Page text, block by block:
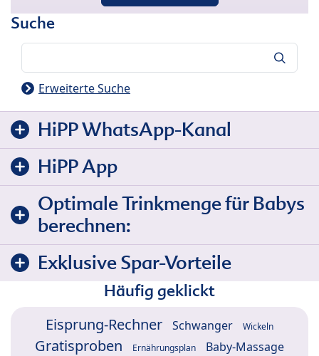
Suche
Erweiterte Suche
HiPP WhatsApp-Kanal
HiPP App
Optimale Trinkmenge für Babys
berechnen:
Exklusive Spar-Vorteile
Häufig geklickt
Eisprung-Rechner Schwanger Wickeln
Gratisproben Ernährungsplan Baby-Massage